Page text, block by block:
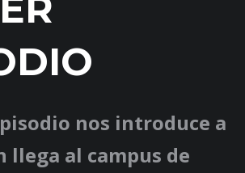
nos introduce a
llega al campus de